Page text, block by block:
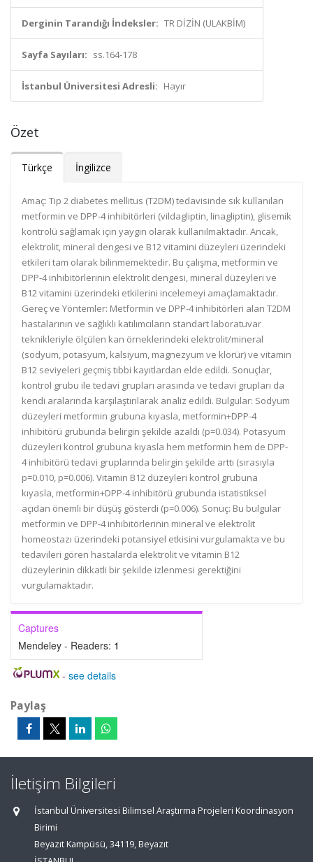
Derginin Tarandığı İndeksler: TR DİZİN (ULAKBİM)
Sayfa Sayıları: ss.164-178
İstanbul Üniversitesi Adresli: Hayır
Özet
Türkçe İngilizce
Amaç: Tip 2 diabetes mellitus (T2DM) tedavisinde sık kullanılan
metformin ve DPP-4 inhibitörleri (vildagliptin, linagliptin), glisemik
kontrolü sağlamak için yaygın olarak kullanılmaktadır. Ancak,
elektrolit, mineral dengesi ve B12 vitamini düzeyleri üzerindeki
etkileri tam olarak bilinmemektedir. Bu çalışma, metformin ve
DPP-4 inhibitörlerinin elektrolit dengesi, mineral düzeyleri ve
B12 vitamini üzerindeki etkilerini incelemeyi amaçlamaktadır.
Gereç ve Yöntemler: Metformin ve DPP-4 inhibitörleri alan T2DM
hastalarının ve sağlıklı katılımcıların standart laboratuvar
teknikleriyle ölçülen kan örneklerindeki elektrolit/mineral
(sodyum, potasyum, kalsiyum, magnezyum ve klorür) ve vitamin
B12 seviyeleri geçmiş tıbbi kayıtlardan elde edildi. Sonuçlar,
kontrol grubu ile tedavi grupları arasında ve tedavi grupları da
kendi aralarında karşılaştırılarak analiz edildi. Bulgular: Sodyum
düzeyleri metformin grubuna kıyasla, metformin+DPP-4
inhibitörü grubunda belirgin şekilde azaldı (p=0.034). Potasyum
düzeyleri kontrol grubuna kıyasla hem metformin hem de DPP-
4 inhibitörü tedavi gruplarında belirgin şekilde arttı (sırasıyla
p=0.010, p=0.006). Vitamin B12 düzeyleri kontrol grubuna
kıyasla, metformin+DPP-4 inhibitörü grubunda istatistiksel
açıdan önemli bir düşüş gösterdi (p=0.006). Sonuç: Bu bulgular
metformin ve DPP-4 inhibitörlerinin mineral ve elektrolit
homeostazı üzerindeki potansiyel etkisini vurgulamakta ve bu
tedavileri gören hastalarda elektrolit ve vitamin B12
düzeylerinin dikkatli bir şekilde izlenmesi gerektiğini
vurgulamaktadır.
Captures
Mendeley - Readers: 1
- see details
Paylaş
İletişim Bilgileri
İstanbul Üniversitesi Bilimsel Araştırma Projeleri Koordinasyon
Birimi
Beyazıt Kampüsü, 34119, Beyazıt